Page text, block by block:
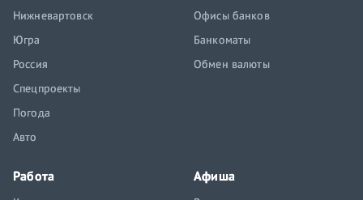
Нижневартовск
Югра
Россия
Спецпроекты
Погода
Авто
Офисы банков
Банкоматы
Обмен валюты
Работа Афиша